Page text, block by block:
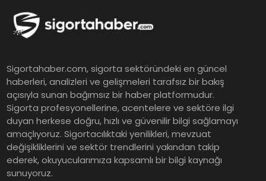
Sigortahaber.com, sigorta sektöründeki en güncel
haberleri, analizleri ve gelişmeleri tarafsız bir bakış
açısıyla sunan bağımsız bir haber platformudur.
Sigorta profesyonellerine, acentelere ve sektöre ilgi
duyan herkese doğru, hızlı ve güvenilir bilgi sağlamayı
amaçlıyoruz. Sigortacılıktaki yenilikleri, mevzuat
değişikliklerini ve sektör trendlerini yakından takip
ederek, okuyucularımıza kapsamlı bir bilgi kaynağı
sunuyoruz.